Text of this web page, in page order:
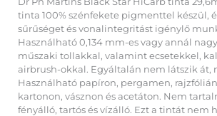
tinta 100% szénfekete pigmenttel készül,
sűrűséget és vonalintegritást igénylő
Használható 0,134 mm-es vagy annál
műszaki tollakkal, valamint ecsetekkel,
airbrush-okkal. Egyáltalán nem látszik át,
Használható papíron, pergamen,
kartonon, vásznon és acetáton. Nem
fényálló, tartós és vízálló. Ezt a tintát nem